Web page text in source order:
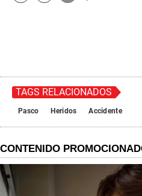
TAGS RELACIONADOS
Pasco Heridos Accidente